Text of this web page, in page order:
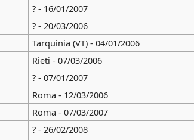
? - 16/01/2007
? - 20/03/2006
Tarquinia (VT) - 04/01/2006
Rieti - 07/03/2006
? - 07/01/2007
Roma - 12/03/2006
Roma - 07/03/2007
? - 26/02/2008